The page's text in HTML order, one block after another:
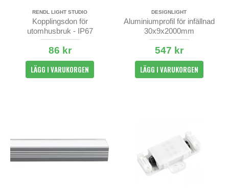
RENDL LIGHT STUDIO
Kopplingsdon för
utomhusbruk - IP67
86 kr
LÄGG I VARUKORGEN
DESIGNLIGHT
Aluminiumprofil för infällnad
30x9x2000mm
547 kr
LÄGG I VARUKORGEN